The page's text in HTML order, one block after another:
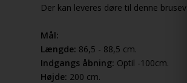
Der kan leveres døre til denne
Mål:
Længde: 86,5 - 88,5 cm.
Indgangs åbning: Optil -100cm.
Højde: 200 cm.